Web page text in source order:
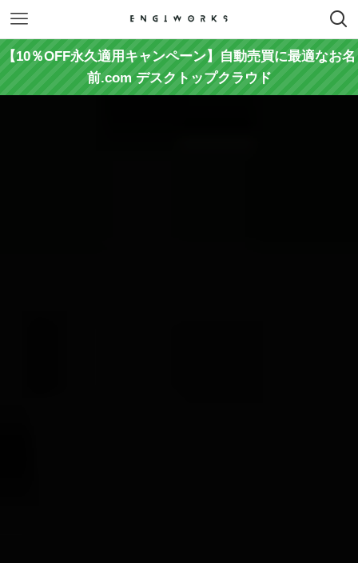
【10％OFF永久適用キャンペーン】自動売買に最適なお名
前.com デスクトップクラウド